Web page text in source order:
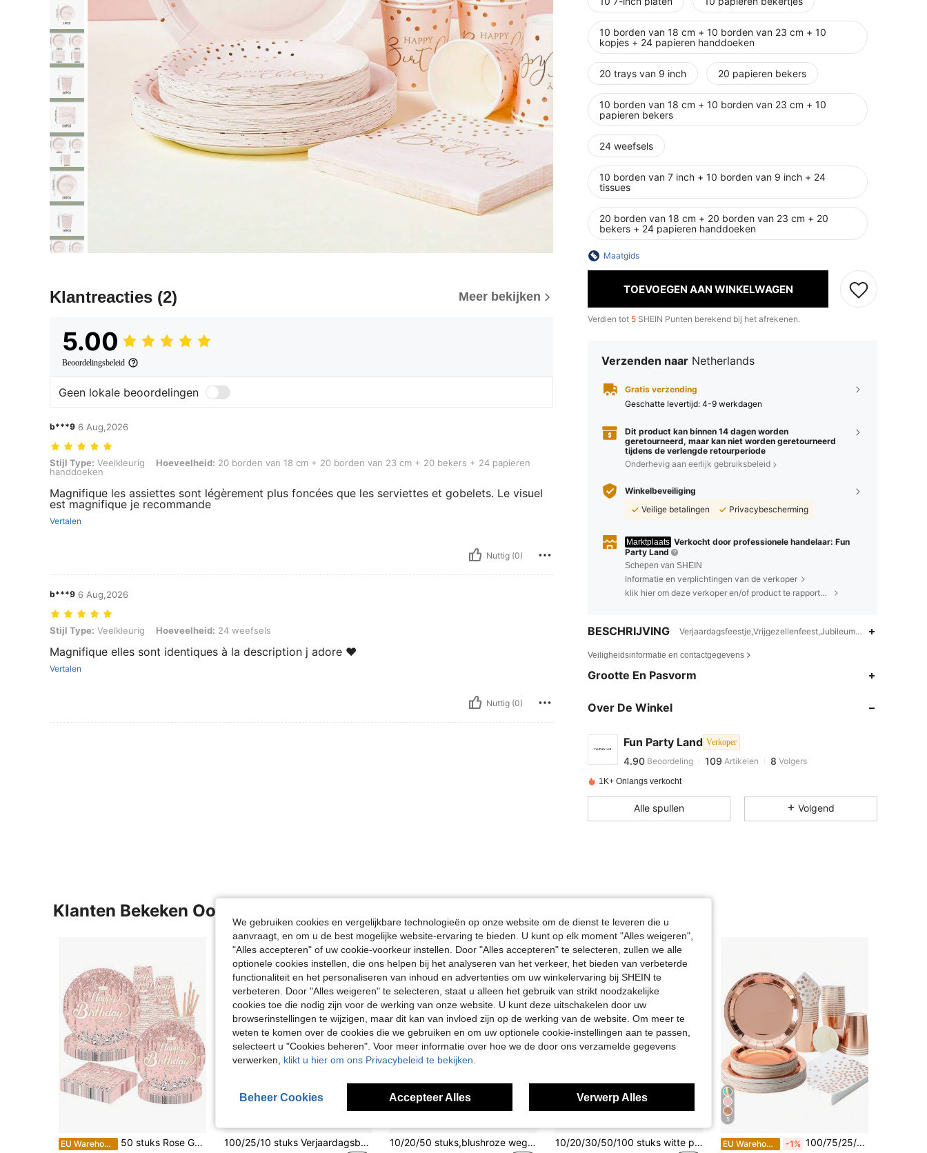
Klantreacties (2) Meer bekijken
5.00
Beoordelingsbeleid
Geen lokale beoordelingen
b***9 6 Aug,2026
Stijl Type: Veelkleurig, Hoeveelheid: 20 borden van 18 cm + 20 borden van 23 cm + 20 bekers + 24 papieren handdoeken
Stijl Type: Veelkleurig Hoeveelheid: 20 borden van 18 cm + 20 borden van 23 cm + 20 bekers + 24 papieren
handdoeken
Magnifique les assiettes sont légèrement plus foncées que les serviettes et gobelets. Le visuel
est magnifique je recommande
Vertalen
Nuttig (0)
b***9 6 Aug,2026
Stijl Type: Veelkleurig, Hoeveelheid: 24 weefsels
Stijl Type: Veelkleurig Hoeveelheid: 24 weefsels
Magnifique elles sont identiques à la description j adore ❤️
Vertalen
Nuttig (0)
10 borden van 18 cm + 10 borden van 23 cm + 10
kopjes + 24 papieren handdoeken
20 trays van 9 inch 20 papieren bekers
10 borden van 18 cm + 10 borden van 23 cm + 10
papieren bekers
24 weefsels
10 borden van 7 inch + 10 borden van 9 inch + 24
tissues
20 borden van 18 cm + 20 borden van 23 cm + 20
bekers + 24 papieren handdoeken
Maatgids
TOEVOEGEN AAN WINKELWAGEN
Verdien tot 5 SHEIN Punten berekend bij het afrekenen.
Verzenden naar Netherlands
Gratis verzending
Geschatte levertijd: 4-9 werkdagen
Dit product kan binnen 14 dagen worden
geretourneerd, maar kan niet worden geretourneerd
tijdens de verlengde retourperiode
Onderhevig aan eerlijk gebruiksbeleid
Winkelbeveiliging
Veilige betalingen
Privacybescherming
Marktplaats Verkocht door professionele handelaar: Fun
Party Land
Schepen van SHEIN
Informatie en verplichtingen van de verkoper
klik hier om deze verkoper en/of product te rapporteren.
BESCHRIJVING
Veiligheidsinformatie en contactgegevens
Grootte En Pasvorm
Over De Winkel
Fun Party Land Verkoper
4.90 109
4.90 Beoordeling 109 Artikelen 8 Volgers
1K+ Onlangs verkocht
Alle spullen Volgend
Klanten Bekeken Ook
EU Warehouse 50 stuks Rose Gold Feestservies Set - Complete Set Rose Gold Feestbenodigdheden, Inclusief Rose Gold Borden, Bekers, Servetten, Geschikt Voor Rose Gold Verjaardagsfeest Decoratie 100/25/10 stuks Verjaardagsballon Wegwerpservies Set, 7/9 inch Roze en Gouden Wegwerpborden, Papieren Bekers en Servetten Set, Wegwerppapieren Borden Servetten Verjaardagsfeest Benodigdheden, Geschikt voor Feest Verjaardagsfeest Decoratie Feest Servetten 10/20/50 stuks,blushroze wegwerpborden van papier met geschulpte rand en kleine rode hartjesprint,coquette golvende rand 7 inch & 9 inch borden voor verjaardag, bruidsshower, Valentijnsdag theeparty & girly pastel tafeldecoratie, Valentijnsdag hartvormige papieren borden 10/20/30/50/100 stuks witte papieren borden met gouden rand - 7 inch en 9 inch servies, elegante dessert- en dinerborden met gouden rand, geschikt voor bruiloften, feesten, vakanties, evenementen, verjaardagen en speciale gelegenheden voor mannen en vrouwen
5
EU Warehouse -1% 100/75/25/10 stuks roosgouden wegwerpservies voor feestjes, roosgouden feestbordjes, bekers en servetten set, wegwerp papieren bekers, papieren bordjes en servetten voor jubileum, afstuderen, verjaardagsfeest decoratie roosgouden feestbenodigdheden
We gebruiken cookies en vergelijkbare technologieën op onze website om de dienst te leveren die u
aanvraagt, en om u de best mogelijke website-ervaring te bieden. U kunt op elk moment "Alles weigeren",
"Alles accepteren" of uw cookie-voorkeur instellen. Door "Alles accepteren" te selecteren, zullen we alle
optionele cookies instellen, die ons helpen bij het analyseren van het verkeer, het bieden van verbeterde
functionaliteit en het personaliseren van inhoud en advertenties om uw winkelervaring bij SHEIN te
verbeteren. Door "Alles weigeren" te selecteren, staat u alleen het gebruik van strikt noodzakelijke
cookies toe die nodig zijn voor de werking van onze website. U kunt deze uitschakelen door uw
browserinstellingen te wijzigen, maar dit kan van invloed zijn op de werking van de website. Om meer te
weten te komen over de cookies die we gebruiken en om uw optionele cookie-instellingen aan te passen,
selecteert u "Cookies beheren". Voor meer informatie over hoe we de door ons verzamelde gegevens
verwerken, klikt u hier om ons Privacybeleid te bekijken.
Beheer Cookies Accepteer Alles Verwerp Alles